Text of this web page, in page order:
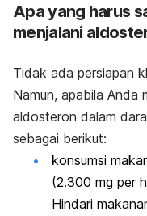
Apa yang harus
menjalani
Tidak ada persiapan
Namun, apabila Anda
aldosteron dalam
sebagai berikut:
konsumsi
(2.300 mg per
Hindari